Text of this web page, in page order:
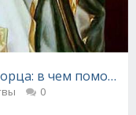
в чем
0